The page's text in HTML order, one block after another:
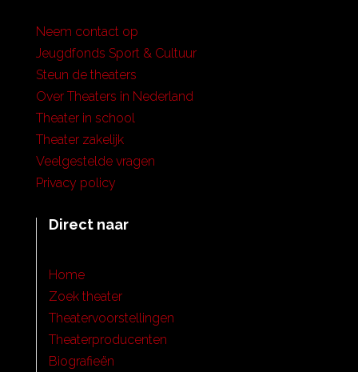
Neem contact op
Jeugdfonds Sport & Cultuur
Steun de theaters
Over Theaters in Nederland
Theater in school
Theater zakelijk
Veelgestelde vragen
Privacy policy
Direct naar
Home
Zoek theater
Theatervoorstellingen
Theaterproducenten
Biografieën